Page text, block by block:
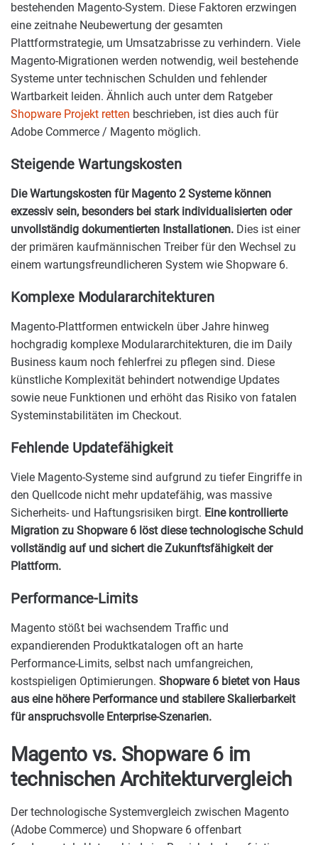
bestehenden Magento-System. Diese Faktoren erzwingen
eine zeitnahe Neubewertung der gesamten
Plattformstrategie, um Umsatzabrisse zu verhindern. Viele
Magento-Migrationen werden notwendig, weil bestehende
Systeme unter technischen Schulden und fehlender
Wartbarkeit leiden. Ähnlich auch unter dem Ratgeber
Shopware Projekt retten beschrieben, ist dies auch für
Adobe Commerce / Magento möglich.
Steigende Wartungskosten
Die Wartungskosten für Magento 2 Systeme können
exzessiv sein, besonders bei stark individualisierten oder
unvollständig dokumentierten Installationen. Dies ist einer
der primären kaufmännischen Treiber für den Wechsel zu
einem wartungsfreundlicheren System wie Shopware 6.
Komplexe Modulararchitekturen
Magento-Plattformen entwickeln über Jahre hinweg
hochgradig komplexe Modulararchitekturen, die im Daily
Business kaum noch fehlerfrei zu pflegen sind. Diese
künstliche Komplexität behindert notwendige Updates
sowie neue Funktionen und erhöht das Risiko von fatalen
Systeminstabilitäten im Checkout.
Fehlende Updatefähigkeit
Viele Magento-Systeme sind aufgrund zu tiefer Eingriffe in
den Quellcode nicht mehr updatefähig, was massive
Sicherheits- und Haftungsrisiken birgt. Eine kontrollierte
Migration zu Shopware 6 löst diese technologische Schuld
vollständig auf und sichert die Zukunftsfähigkeit der
Plattform.
Performance-Limits
Magento stößt bei wachsendem Traffic und
expandierenden Produktkatalogen oft an harte
Performance-Limits, selbst nach umfangreichen,
kostspieligen Optimierungen. Shopware 6 bietet von Haus
aus eine höhere Performance und stabilere Skalierbarkeit
für anspruchsvolle Enterprise-Szenarien.
Magento vs. Shopware 6 im
technischen Architekturvergleich
Der technologische Systemvergleich zwischen Magento
(Adobe Commerce) und Shopware 6 offenbart